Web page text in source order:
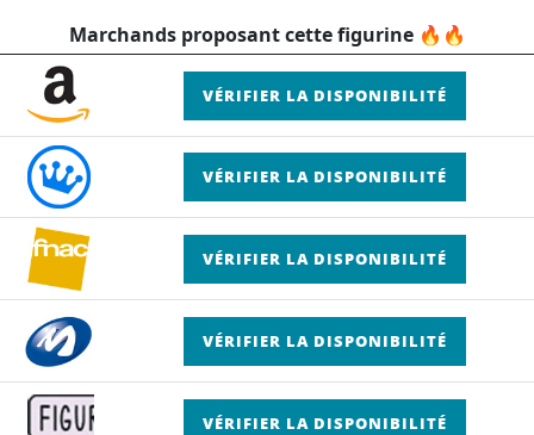
Marchands proposant cette figurine 🔥🔥
VÉRIFIER LA DISPONIBILITÉ
VÉRIFIER LA DISPONIBILITÉ
VÉRIFIER LA DISPONIBILITÉ
VÉRIFIER LA DISPONIBILITÉ
VÉRIFIER LA DISPONIBILITÉ